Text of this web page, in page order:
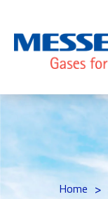
Home >